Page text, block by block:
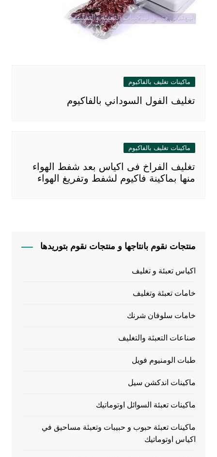
ماكينات تغليف بالفاكيوم
تغليف الفول السوداني بالفاكيوم
ماكينات تغليف بالفاكيوم
تغليف الفراخ فى اكياس بعد شفط الهواء
منها بماكينة فاكيوم لشفط وتفريغ الهواء
منتجات نقوم بانتاجها و منتجات نقوم بتوريدها
اكياس تعبئة و تغليف
خامات تعبئة وتغليف
خامات سلوفان شرنك
صناعات التعبئة والتغليف
طبات الومنيوم فويل
ماكينات اندكشن سيل
ماكينات تعبئة السوائل اوتوماتيك
ماكينات تعبئة حبوب و حبيبات وتعبئة مساحيق في
اكياس اوتوماتيك